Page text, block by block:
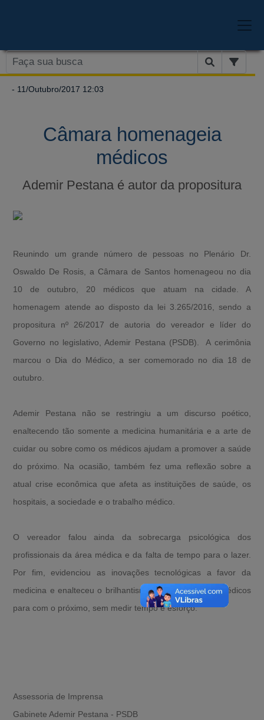
- 11/Outubro/2017 12:03
Câmara homenageia
médicos
Ademir Pestana é autor da propositura
Reunindo um grande número de pessoas no Plenário Dr.
Oswaldo De Rosis, a Câmara de Santos homenageou no dia
10 de outubro, 20 médicos que atuam na cidade. A
homenagem atende ao disposto da lei 3.265/2016, sendo a
propositura nº 26/2017 de autoria do vereador e líder do
Governo no legislativo, Ademir Pestana (PSDB). A cerimônia
marcou o Dia do Médico, a ser comemorado no dia 18 de
outubro.
Ademir Pestana não se restringiu a um discurso poético,
enaltecendo tão somente a medicina humanitária e a arte de
cuidar ou sobre como os médicos ajudam a promover a saúde
do próximo. Na ocasião, também fez uma reflexão sobre a
atual crise econômica que afeta as instituições de saúde, os
hospitais, a sociedade e o trabalho médico.
O vereador falou ainda da sobrecarga psicológica dos
profissionais da área médica e da falta de tempo para o lazer.
Por fim, evidenciou as inovações tecnológicas a favor da
medicina e enalteceu o brilhantismo e dedicação dos médicos
para com o próximo, sem medir tempo e esforço.
Assessoria de Imprensa
Gabinete Ademir Pestana - PSDB